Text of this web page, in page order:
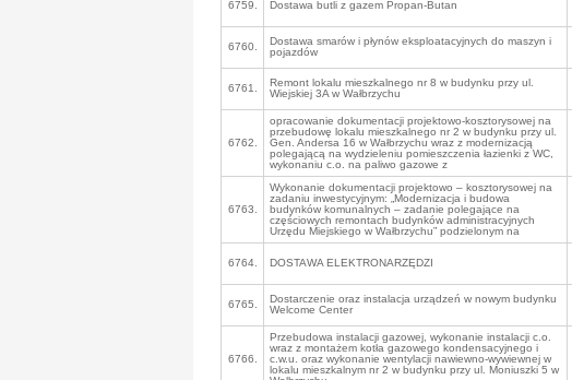
6759. Dostawa butli z gazem Propan-Butan
6760.
Dostawa smarów i płynów eksploatacyjnych do maszyn i
pojazdów
6761.
Remont lokalu mieszkalnego nr 8 w budynku przy ul.
Wiejskiej 3A w Wałbrzychu
6762.
opracowanie dokumentacji projektowo-kosztorysowej na
przebudowę lokalu mieszkalnego nr 2 w budynku przy ul.
Gen. Andersa 16 w Wałbrzychu wraz z modernizacją
polegającą na wydzieleniu pomieszczenia łazienki z WC,
wykonaniu c.o. na paliwo gazowe z
6763.
Wykonanie dokumentacji projektowo – kosztorysowej na
zadaniu inwestycyjnym: „Modernizacja i budowa
budynków komunalnych – zadanie polegające na
częściowych remontach budynków administracyjnych
Urzędu Miejskiego w Wałbrzychu” podzielonym na
6764. DOSTAWA ELEKTRONARZĘDZI
6765.
Dostarczenie oraz instalacja urządzeń w nowym budynku
Welcome Center
6766.
Przebudowa instalacji gazowej, wykonanie instalacji c.o.
wraz z montażem kotła gazowego kondensacyjnego i
c.w.u. oraz wykonanie wentylacji nawiewno-wywiewnej w
lokalu mieszkalnym nr 2 w budynku przy ul. Moniuszki 5 w